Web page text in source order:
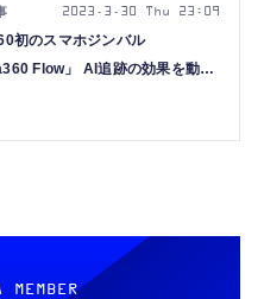
初のスマホジンバル
Flow」 AI追跡の効果を動画
2023.3.30 Thu 23:09
MEMBER